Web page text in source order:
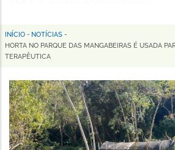
Horizonte
Trilha
de
navegação
INÍCIO - NOTÍCIAS -
HORTA NO PARQUE DAS MANGABEIRAS É USADA
TERAPÊUTICA